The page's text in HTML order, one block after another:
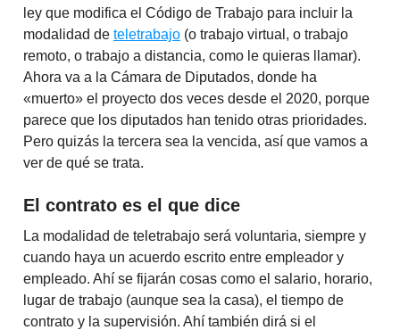
ley que modifica el Código de Trabajo para incluir la
modalidad de teletrabajo (o trabajo virtual, o trabajo
remoto, o trabajo a distancia, como le quieras llamar).
Ahora va a la Cámara de Diputados, donde ha
«muerto» el proyecto dos veces desde el 2020, porque
parece que los diputados han tenido otras prioridades.
Pero quizás la tercera sea la vencida, así que vamos a
ver de qué se trata.
El contrato es el que dice
La modalidad de teletrabajo será voluntaria, siempre y
cuando haya un acuerdo escrito entre empleador y
empleado. Ahí se fijarán cosas como el salario, horario,
lugar de trabajo (aunque sea la casa), el tiempo de
contrato y la supervisión. Ahí también dirá si el